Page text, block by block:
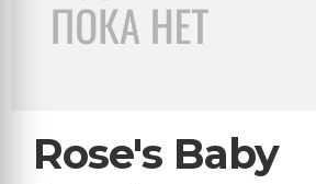
Rose's Baby